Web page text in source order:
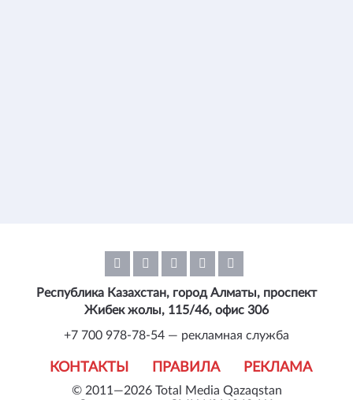
© 2011—2026 Total Media Qazaqstan
КОНТАКТЫ ПРАВИЛА РЕКЛАМА
Республика Казахстан, город Алматы, проспект
Жибек жолы, 115/46, офис 306
+7 700 978-78-54 — рекламная служба